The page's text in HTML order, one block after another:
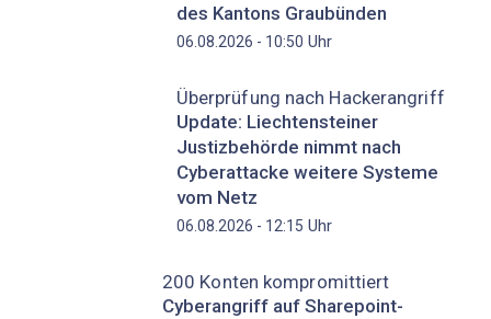
des Kantons Graubünden
06.08.2026 - 10:50 Uhr
Überprüfung nach Hackerangriff
Update: Liechtensteiner
Justizbehörde nimmt nach
Cyberattacke weitere Systeme
vom Netz
06.08.2026 - 12:15 Uhr
200 Konten kompromittiert
Cyberangriff auf Sharepoint-